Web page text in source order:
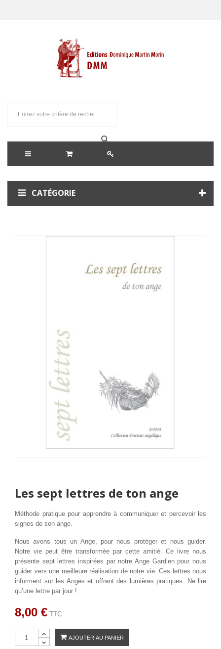
CATÉGORIE
Les sept lettres de ton ange
Méthode pratique pour apprendre à communiquer et percevoir les
signes de son ange.
Nous avons tous un Ange, pour nous protéger et nous guider.
Notre vie peut être transformée par cette amitié. Ce livre nous
présente sept lettres inspirées par notre Ange Gardien pour nous
guider vers une meilleure réalisation de notre vie. Ces lettres nous
informent sur les Anges et offrent des lumières pratiques. Ne lire
qu’une lettre par jour !
8,00 € TTC
AJOUTER AU PANIER